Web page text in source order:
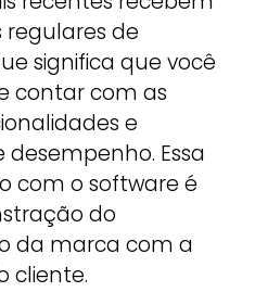
de
significa que você
contar com as
e
Essa
com o software é
do
da marca com a
cliente.